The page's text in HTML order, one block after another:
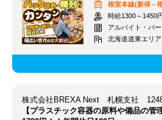
根室本線(新得－
時給1300～1450
アルバイト・パー
北海道道東エリア
株式会社BREXA Next 札幌支社
【プラスチック容器の原料や備品の管